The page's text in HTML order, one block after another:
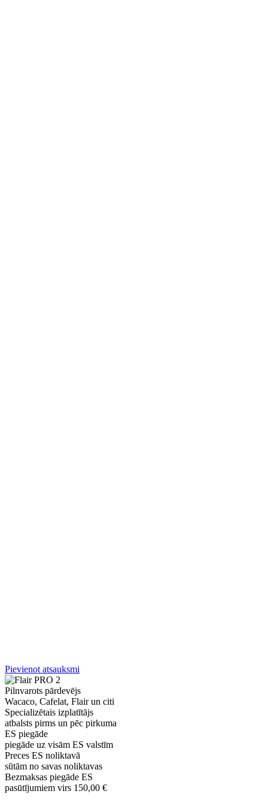
Pievienot atsauksmi
Pilnvarots pārdevējs
Wacaco, Cafelat, Flair un citi
Specializētais izplatītājs
atbalsts pirms un pēc pirkuma
ES piegāde
piegāde uz visām ES valstīm
Preces ES noliktavā
sūtām no savas noliktavas
Bezmaksas piegāde ES
pasūtījumiem virs 150,00 €